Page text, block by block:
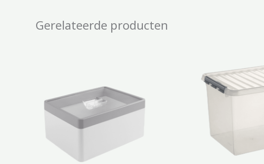
Gerelateerde producten